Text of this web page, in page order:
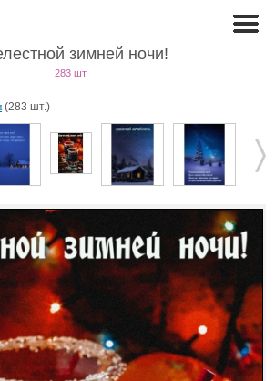
зимней ночи!
283 шт.
(283 шт.)